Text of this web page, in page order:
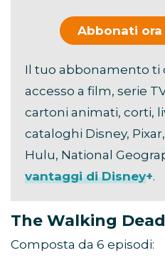
Abbonati ora
Il tuo abbonamento ti
accesso a film, serie
cartoni animati, corti,
cataloghi Disney,
Hulu, National
vantaggi di Disney+.
The Walking
Composta da 6 episodi: